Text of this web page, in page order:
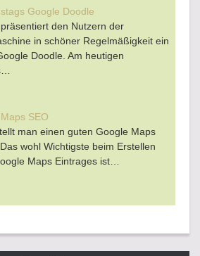
Google Doodle
den Nutzern der
in schöner Regelmäßigkeit ein
Doodle. Am heutigen
SEO
man einen guten Google Maps
wohl Wichtigste beim Erstellen
Maps Eintrages ist…